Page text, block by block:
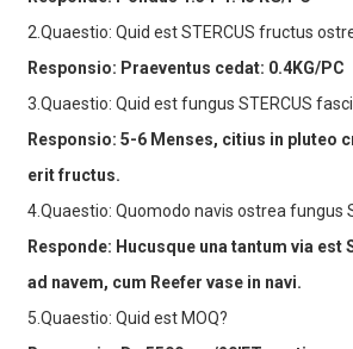
2.Quaestio: Quid est STERCUS fructus
Responsio: Praeventus cedat: 0.4KG/PC
3.Quaestio: Quid est fungus STERCUS
Responsio: 5-6 Menses, citius in pluteo
erit fructus.
4.Quaestio: Quomodo navis ostrea fungus
Responde: Hucusque una tantum via est
ad navem, cum Reefer vase in navi.
5.Quaestio: Quid est MOQ?